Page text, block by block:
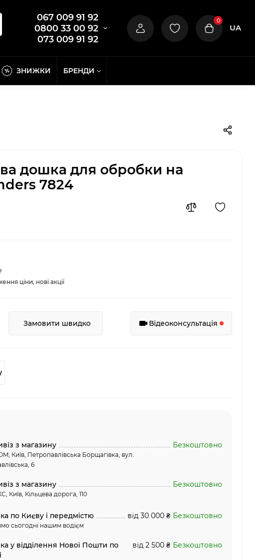
067 009 91 92
0800 33 00 92
073 009 91 92
0
UA
ЗНИЖКИ БРЕНДИ
дошка для обробки на
7824
ціни, нові акції
Замовити швидко Відеоконсультація
з магазину
Київ, Петропавлівська Борщагівка, вул.
6
Безкоштовно
з магазину
Київ, Кільцева дорога, 110
Безкоштовно
по Києву і передмістю
сьогодні нашим водієм
від 30 000 ₴ Безкоштовно
у відділення Нової Пошти по
від 2 500 ₴ Безкоштовно